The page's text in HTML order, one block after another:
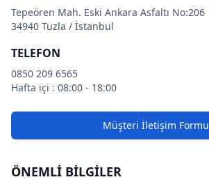
Tepeören Mah. Eski Ankara Asfaltı No:206
34940 Tuzla / İstanbul
TELEFON
0850 209 6565
Hafta içi : 08:00 - 18:00
Müşteri İletişim Formu
ÖNEMLİ BİLGİLER